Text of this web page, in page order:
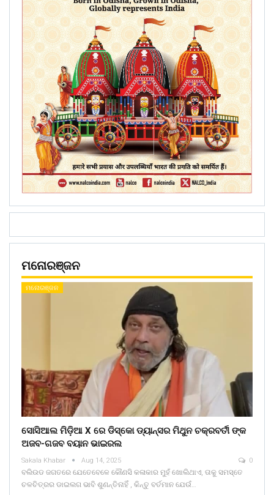
ମନୋରଞ୍ଜନ
ମନୋରଞ୍ଜନ
ସୋସିଆଲ ମିଡ଼ିଆ X ରେ ଡିସ୍କୋ ଡ୍ୟାନ୍ସର ମିଥୁନ ଚକ୍ରବର୍ତୀ ଙ୍କ
ଅଜବ-ଗଜବ ବୟାନ ଭାଇରଲ
Sakala Khabar Aug 14, 2025 0
ବଲିଉଡ ଜଗତରେ ଯେତେବେଳେ କୌଣସି କଳାକାର ମୁହଁ ଖୋଲିଥାଏ, ତାକୁ ସମସ୍ତେ
ଚଳଚିତ୍ରର ଡାଇଲଗ ଭାବି ଶୁଣନ୍ତିନାହିଁ , କିନ୍ତୁ ବର୍ତମାନ ଯେଉଁ…